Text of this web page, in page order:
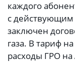
каждого
с действующим
заключен
газа. В тариф
расходы ГРО